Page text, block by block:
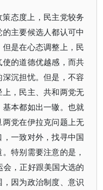
态度上，民主党较务
主要候选人都认可中
是在心态调整上，民
的道德优越感，而共
沉担忧。但是，不容
，民主、共和两党无
本都如出一辙。也就
党在伊拉克问题上无
一致对外，找寻中国
特别需要注意的是，
，正好跟美国大选的
因为政治制度、意识